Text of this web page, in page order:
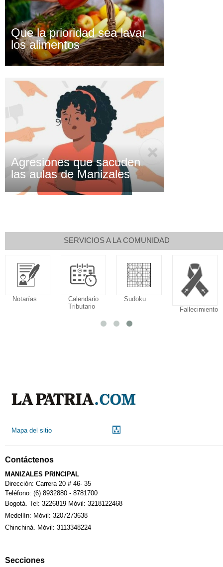
Que la prioridad sea lavar
los alimentos
Agresiones que sacuden
las aulas de Manizales
SERVICIOS A LA COMUNIDAD
Notarías
Calendario
Tributario
Sudoku
Fallecimiento
Mapa del sitio
Contáctenos
MANIZALES PRINCIPAL
Dirección: Carrera 20 # 46- 35
Teléfono: (6) 8932880 - 8781700
Bogotá. Tel: 3226819 Móvil: 3218122468
Medellín: Móvil: 3207273638
Chinchiná. Móvil: 3113348224
Secciones